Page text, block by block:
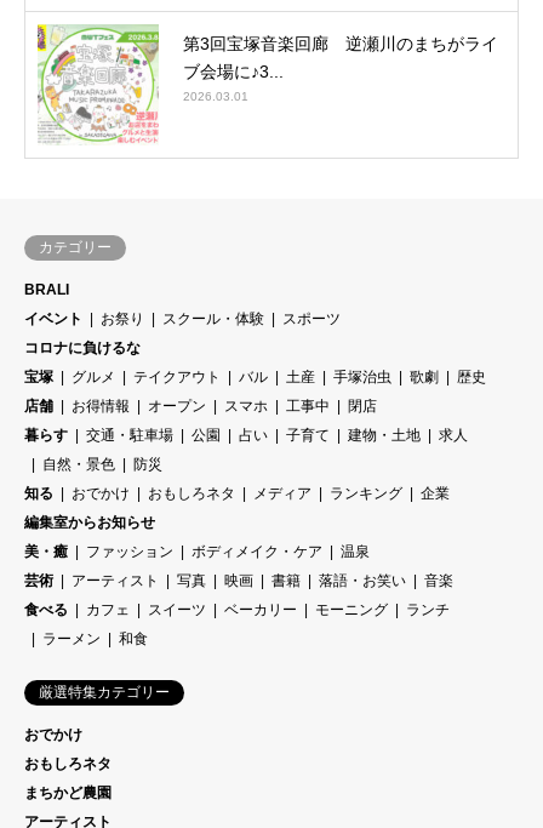
第3回宝塚音楽回廊 逆瀬川のまちがライ
ブ会場に♪3...
2026.03.01
カテゴリー
BRALI
イベント
お祭り スクール・体験
スポーツ
コロナに負けるな
宝塚
グルメ テイクアウト バル 土産 手塚治虫 歌劇
歴史
店舗
お得情報 オープン スマホ 工事中
閉店
暮らす
交通・駐車場 公園 占い 子育て 建物・土地
求人
自然・景色
防災
知る
おでかけ おもしろネタ メディア ランキング
企業
編集室からお知らせ
美・癒
ファッション ボディメイク・ケア
温泉
芸術
アーティスト 写真 映画 書籍 落語・お笑い
音楽
食べる
カフェ スイーツ ベーカリー モーニング
ランチ
ラーメン
和食
厳選特集カテゴリー
おでかけ
おもしろネタ
まちかど農園
アーティスト